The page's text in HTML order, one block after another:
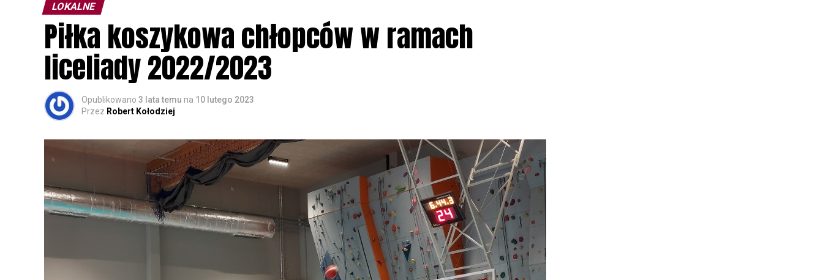
Wszystkich uczestników zapraszamy do udziału w Akcji, włączenia się w aktywne
rozpoznawanie głosów sów i wymianę doświadczeń przy grillu.Na wydarzenie obowiązują
zapisy.
LOKALNE
Piłka koszykowa chłopców w ramach
liceliady 2022/2023
Opublikowano 3 lata temu na 10 lutego 2023
Przez Robert Kołodziej